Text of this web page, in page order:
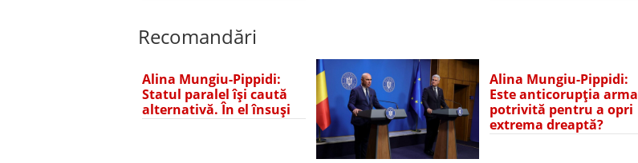
Recomandări
Alina Mungiu-Pippidi:
Statul paralel își caută
alternativă. În el însuși
Alina Mungiu-Pippidi:
Este anticorupția arma
potrivită pentru a opri
extrema dreaptă?